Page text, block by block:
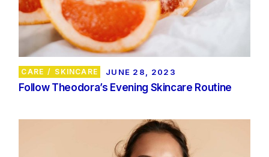
CARE SKINCARE JUNE 28, 2023
Follow Theodora’s Evening Skincare Routine